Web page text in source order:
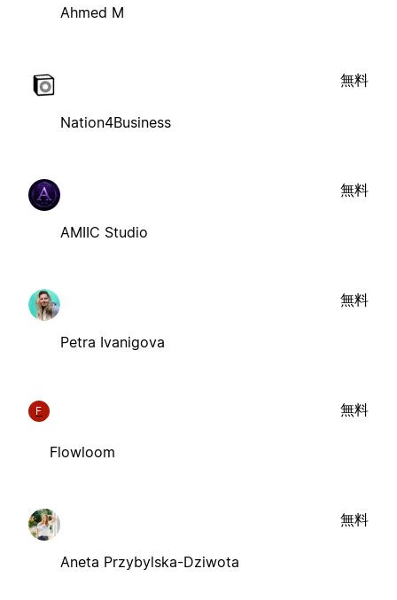
Ahmed M
Nation4Business
無料
AMIIC Studio
無料
Petra Ivanigova
無料
F
Flowloom
無料
Aneta Przybylska-Dziwota
無料